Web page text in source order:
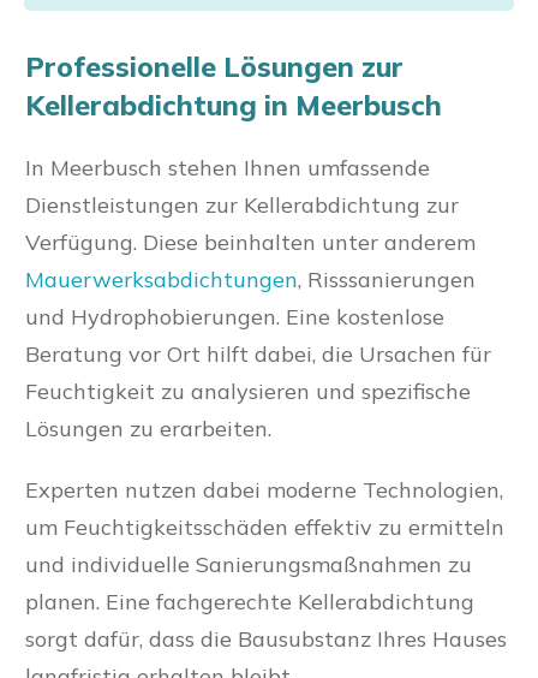
Professionelle Lösungen zur
Kellerabdichtung in Meerbusch
In Meerbusch stehen Ihnen umfassende
Dienstleistungen zur Kellerabdichtung zur
Verfügung. Diese beinhalten unter anderem
Mauerwerksabdichtungen, Risssanierungen
und Hydrophobierungen. Eine kostenlose
Beratung vor Ort hilft dabei, die Ursachen für
Feuchtigkeit zu analysieren und spezifische
Lösungen zu erarbeiten.
Experten nutzen dabei moderne Technologien,
um Feuchtigkeitsschäden effektiv zu ermitteln
und individuelle Sanierungsmaßnahmen zu
planen. Eine fachgerechte Kellerabdichtung
sorgt dafür, dass die Bausubstanz Ihres Hauses